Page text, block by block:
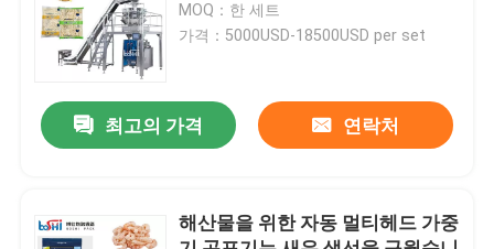
조회를 요청하다
분말 포장기
과립 포장기
MOQ：한 세트
가격：5000USD-18500USD per set
최고의 가격 연락처
해산물을 위한 자동 멀티헤드 가중